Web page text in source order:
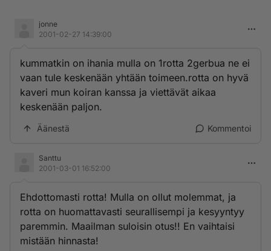
jonne
2001-02-27 14:39:00
kummatkin on ihania mulla on 1rotta 2gerbua ne ei
vaan tule keskenään yhtään toimeen.rotta on hyvä
kaveri mun koiran kanssa ja viettävät aikaa
keskenään paljon.
Äänestä Kommentoi
Santtu
2001-03-01 16:52:00
Ehdottomasti rotta! Mulla on ollut molemmat, ja
rotta on huomattavasti seurallisempi ja kesyyntyy
paremmin. Maailman suloisin otus!! En vaihtaisi
mistään hinnasta!